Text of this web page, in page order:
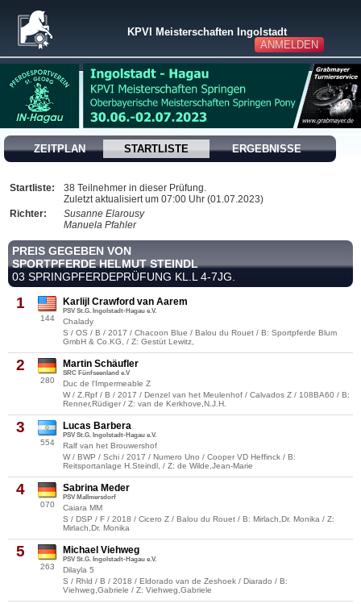
ANMELDEN
KPVI Meisterschaften Ingolstadt
ZEITPLAN STARTLISTE ERGEBNISSE
Startliste:
38 Teilnehmer in dieser Prüfung.
Zuletzt aktualisiert um 07:00 Uhr (01.07.2023)
Richter:
Susanne Elarousy
Manuela Pfahler
PREIS GEGEBEN VON
SPORTPFERDE HELMUT STEINDL
03 SPRINGPFERDEPRÜFUNG KL.L 4-7JG.
1
144
Karlijl Crawford van Aarem
PSV St.G. Ingolstadt-Hagau e.V.
Chalady
S / OS / B / 2017 / Chacoon Blue / Balou du Rouet / B: Sportpferde Blum
GmbH & Co.KG, / Z: Gestüt Lewitz,
2
280
Martin Schäufler
SRC Fünfseenland e.V
Duc de l'Impermeable Z
W / Z.Rpf / B / 2017 / Denzel van het Meulenhof / Calvados Z / 108BA60 / B:
Renner,Rüdiger / Z: van de Kerkhove,N.J.H.
3
554
Lucas Barbera
PSV St.G. Ingolstadt-Hagau e.V.
Ralf van het Brouwershof
W / BWP / Schi / 2017 / Numero Uno / Cooper VD Heffinck / B:
Reitsportanlage H.Steindl, / Z: de Wilde,Jean-Marie
4
070
Sabrina Meder
PSV Mallmersdorf
Caiara MM
S / DSP / F / 2018 / Cicero Z / Balou du Rouet / B: Mirlach,Dr. Monika / Z:
Mirlach,Dr. Monika
5
263
Michael Viehweg
PSV St.G. Ingolstadt-Hagau e.V.
Dilayla 5
S / Rhld / B / 2018 / Eldorado van de Zeshoek / Diarado / B:
Viehweg,Gabriele / Z: Viehweg,Gabriele